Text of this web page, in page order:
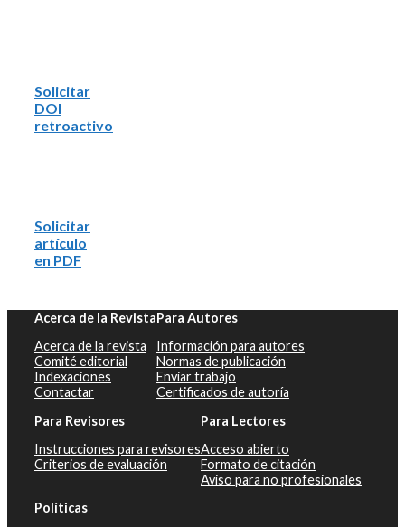
Solicitar
DOI
retroactivo
Solicitar
artículo
en PDF
Acerca de la Revista
Acerca de la revista
Comité editorial
Indexaciones
Contactar
Para Autores
Información para autores
Normas de publicación
Enviar trabajo
Certificados de autoría
Para Revisores
Instrucciones para revisores
Criterios de evaluación
Para Lectores
Acceso abierto
Formato de citación
Aviso para no profesionales
Políticas